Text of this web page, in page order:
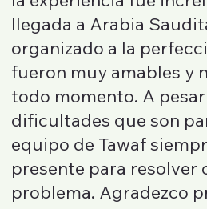
llegada a Arabia
organizado a la
fueron muy amables y
todo momento. A
dificultades que son
equipo de Tawaf
presente para resolver
problema. Agradezco